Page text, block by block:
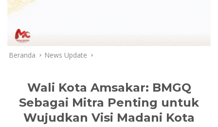
Beranda News Update
Wali Kota Amsakar: BMGQ
Sebagai Mitra Penting untuk
Wujudkan Visi Madani Kota